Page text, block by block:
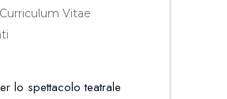
Vitae
lo spettacolo teatrale